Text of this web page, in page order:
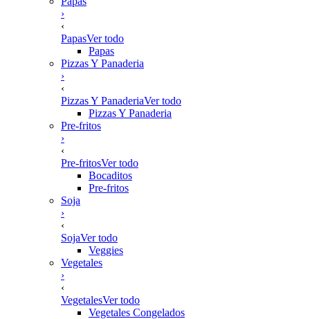
›
‹
PapasVer todo
Papas
Pizzas Y Panaderia
›
‹
Pizzas Y PanaderiaVer todo
Pizzas Y Panaderia
Pre-fritos
›
‹
Pre-fritosVer todo
Bocaditos
Pre-fritos
Soja
›
‹
SojaVer todo
Veggies
Vegetales
›
‹
VegetalesVer todo
Vegetales Congelados